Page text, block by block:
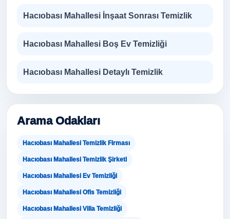
Hacıobası Mahallesi İnşaat Sonrası Temizlik
Hacıobası Mahallesi Boş Ev Temizliği
Hacıobası Mahallesi Detaylı Temizlik
Arama Odakları
Hacıobası Mahallesi Temizlik Firması
Hacıobası Mahallesi Temizlik Şirketi
Hacıobası Mahallesi Ev Temizliği
Hacıobası Mahallesi Ofis Temizliği
Hacıobası Mahallesi Villa Temizliği